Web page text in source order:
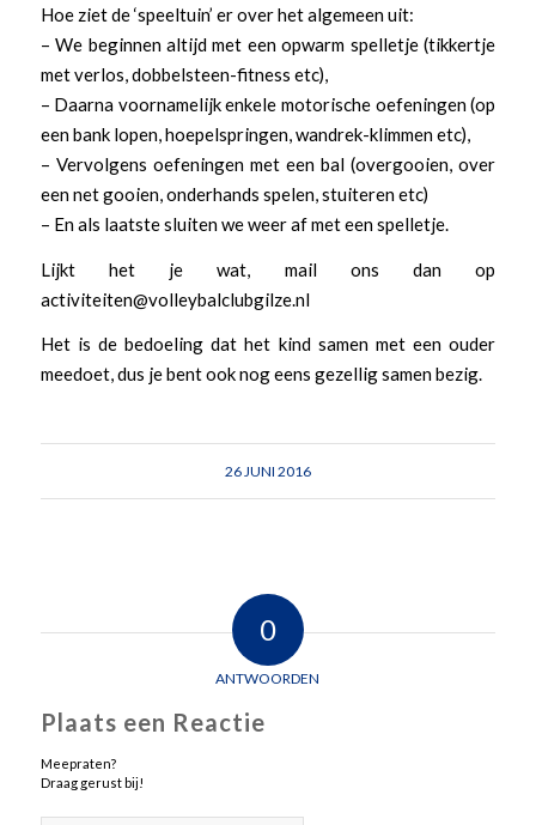
Hoe ziet de ‘speeltuin’ er over het algemeen uit:
– We beginnen altijd met een opwarm spelletje (tikkertje
met verlos, dobbelsteen-fitness etc),
– Daarna voornamelijk enkele motorische oefeningen (op
een bank lopen, hoepelspringen, wandrek-klimmen etc),
– Vervolgens oefeningen met een bal (overgooien, over
een net gooien, onderhands spelen, stuiteren etc)
– En als laatste sluiten we weer af met een spelletje.
Lijkt het je wat, mail ons dan op
activiteiten@volleybalclubgilze.nl
Het is de bedoeling dat het kind samen met een ouder
meedoet, dus je bent ook nog eens gezellig samen bezig.
26 JUNI 2016
0
ANTWOORDEN
Plaats een Reactie
Meepraten?
Draag gerust bij!